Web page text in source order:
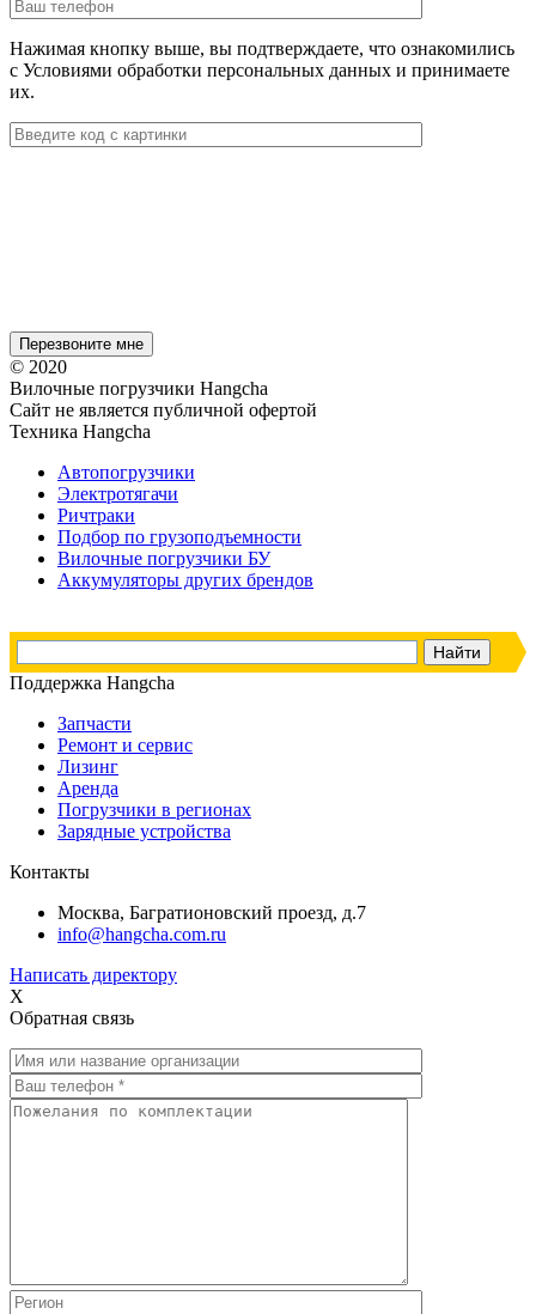
Нажимая кнопку выше, вы подтверждаете, что ознакомились
с Условиями обработки персональных данных и принимаете
их.
© 2020
Вилочные погрузчики Hangcha
Сайт не является публичной офертой
Техника Hangcha
Автопогрузчики
Электротягачи
Ричтраки
Подбор по грузоподъемности
Вилочные погрузчики БУ
Аккумуляторы других брендов
Поддержка Hangcha
Запчасти
Ремонт и сервис
Лизинг
Аренда
Погрузчики в регионах
Зарядные устройства
Контакты
Москва, Багратионовский проезд, д.7
info@hangcha.com.ru
Написать директору
X
Обратная связь